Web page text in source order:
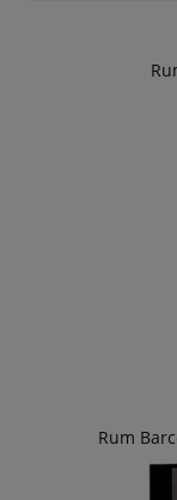
Rum